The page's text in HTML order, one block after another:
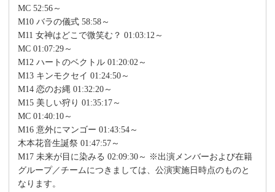
MC 52:56～
M10 バラの儀式 58:58～
M11 女神はどこで微笑む？ 01:03:12～
MC 01:07:29～
M12 ハートのベクトル 01:20:02～
M13 キンモクセイ 01:24:50～
M14 恋のお縄 01:32:20～
M15 美しい狩り 01:35:17～
MC 01:40:10～
M16 意外にマンゴー 01:43:54～
木本花音生誕祭 01:47:57～
M17 未来が目に染みる 02:09:30～ ※出演メンバーおよび在籍
グループ／チームにつきましては、公演実施日時点のものと
なります。